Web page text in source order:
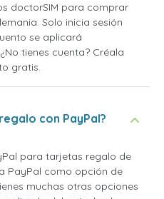
doctorSIM para comprar
Solo inicia sesión
se aplicará
tienes cuenta? Créala
gratis.
con PayPal?
para tarjetas regalo de
PayPal como opción de
muchas otras opciones